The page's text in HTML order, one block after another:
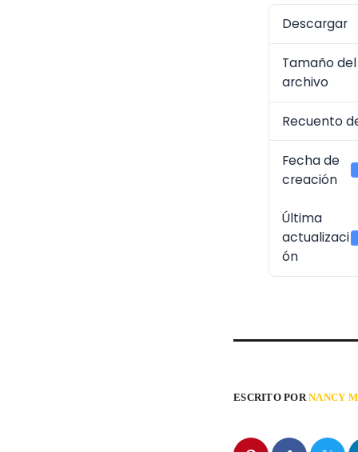
Descargar
Tamaño del
archivo
Recuento
Fecha de
creación
Última
actualizaci
ón
ESCRITO PORNANCY